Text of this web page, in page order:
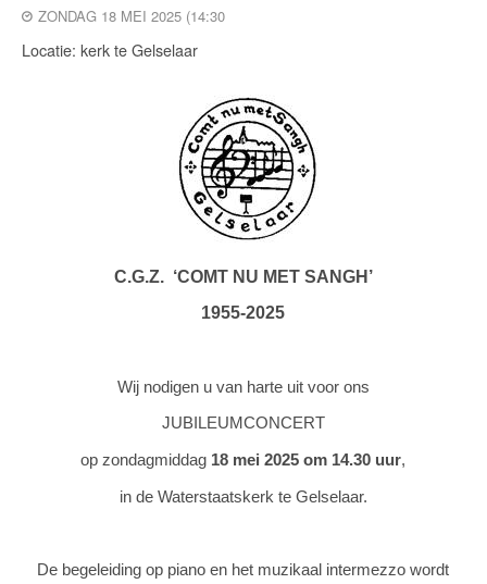
ZONDAG 18 MEI 2025 (14:30
Locatie: kerk te Gelselaar
C.G.Z. ‘COMT NU MET SANGH’
1955-2025
Wij nodigen u van harte uit voor ons
JUBILEUMCONCERT
op zondagmiddag 18 mei 2025 om 14.30 uur,
in de Waterstaatskerk te Gelselaar.
De begeleiding op piano en het muzikaal intermezzo wordt